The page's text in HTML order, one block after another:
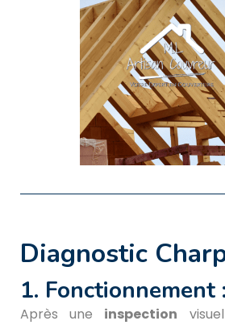
Diagnostic
1. Fonctionnement :
Après une inspection